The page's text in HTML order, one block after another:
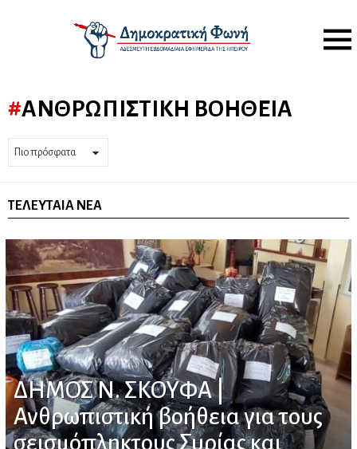
Menu
ΑΝΘΡΩΠΙΣΤΙΚΉ ΒΟΉΘΕΙΑ
ΤΕΛΕΥΤΑΊΑ ΝΈΑ
ΔΗΜΟΣ Ν. ΣΚΟΥΦΑ |
Ανθρωπιστική βοήθεια για τους
σεισμόπληκτους Συρίας και